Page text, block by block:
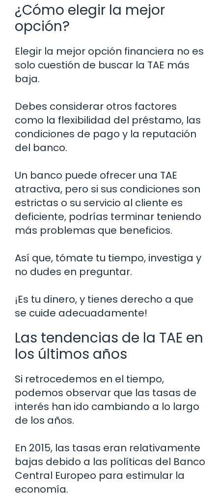
¿Cómo elegir la mejor
opción?
Elegir la mejor opción financiera no es
solo cuestión de buscar la TAE más
baja.
Debes considerar otros factores
como la flexibilidad del préstamo, las
condiciones de pago y la reputación
del banco.
Un banco puede ofrecer una TAE
atractiva, pero si sus condiciones son
estrictas o su servicio al cliente es
deficiente, podrías terminar teniendo
más problemas que beneficios.
Así que, tómate tu tiempo, investiga y
no dudes en preguntar.
¡Es tu dinero, y tienes derecho a que
se cuide adecuadamente!
Las tendencias de la TAE en
los últimos años
Si retrocedemos en el tiempo,
podemos observar que las tasas de
interés han ido cambiando a lo largo
de los años.
En 2015, las tasas eran relativamente
bajas debido a las políticas del Banco
Central Europeo para estimular la
economía.